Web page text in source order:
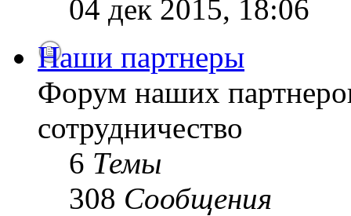
04 дек 2015, 18:06
Наши партнеры
Форум наших
сотрудничество
6 Темы
308 Сообщения